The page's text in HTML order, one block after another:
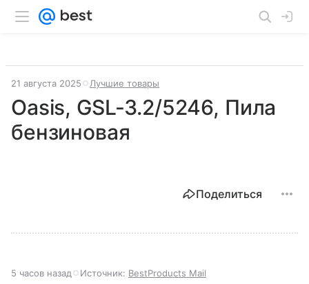
21 августа 2025 Лучшие товары
Oasis, GSL-3.2/5246, Пила
бензиновая
Поделиться
5 часов назад Источник: BestProducts Mail